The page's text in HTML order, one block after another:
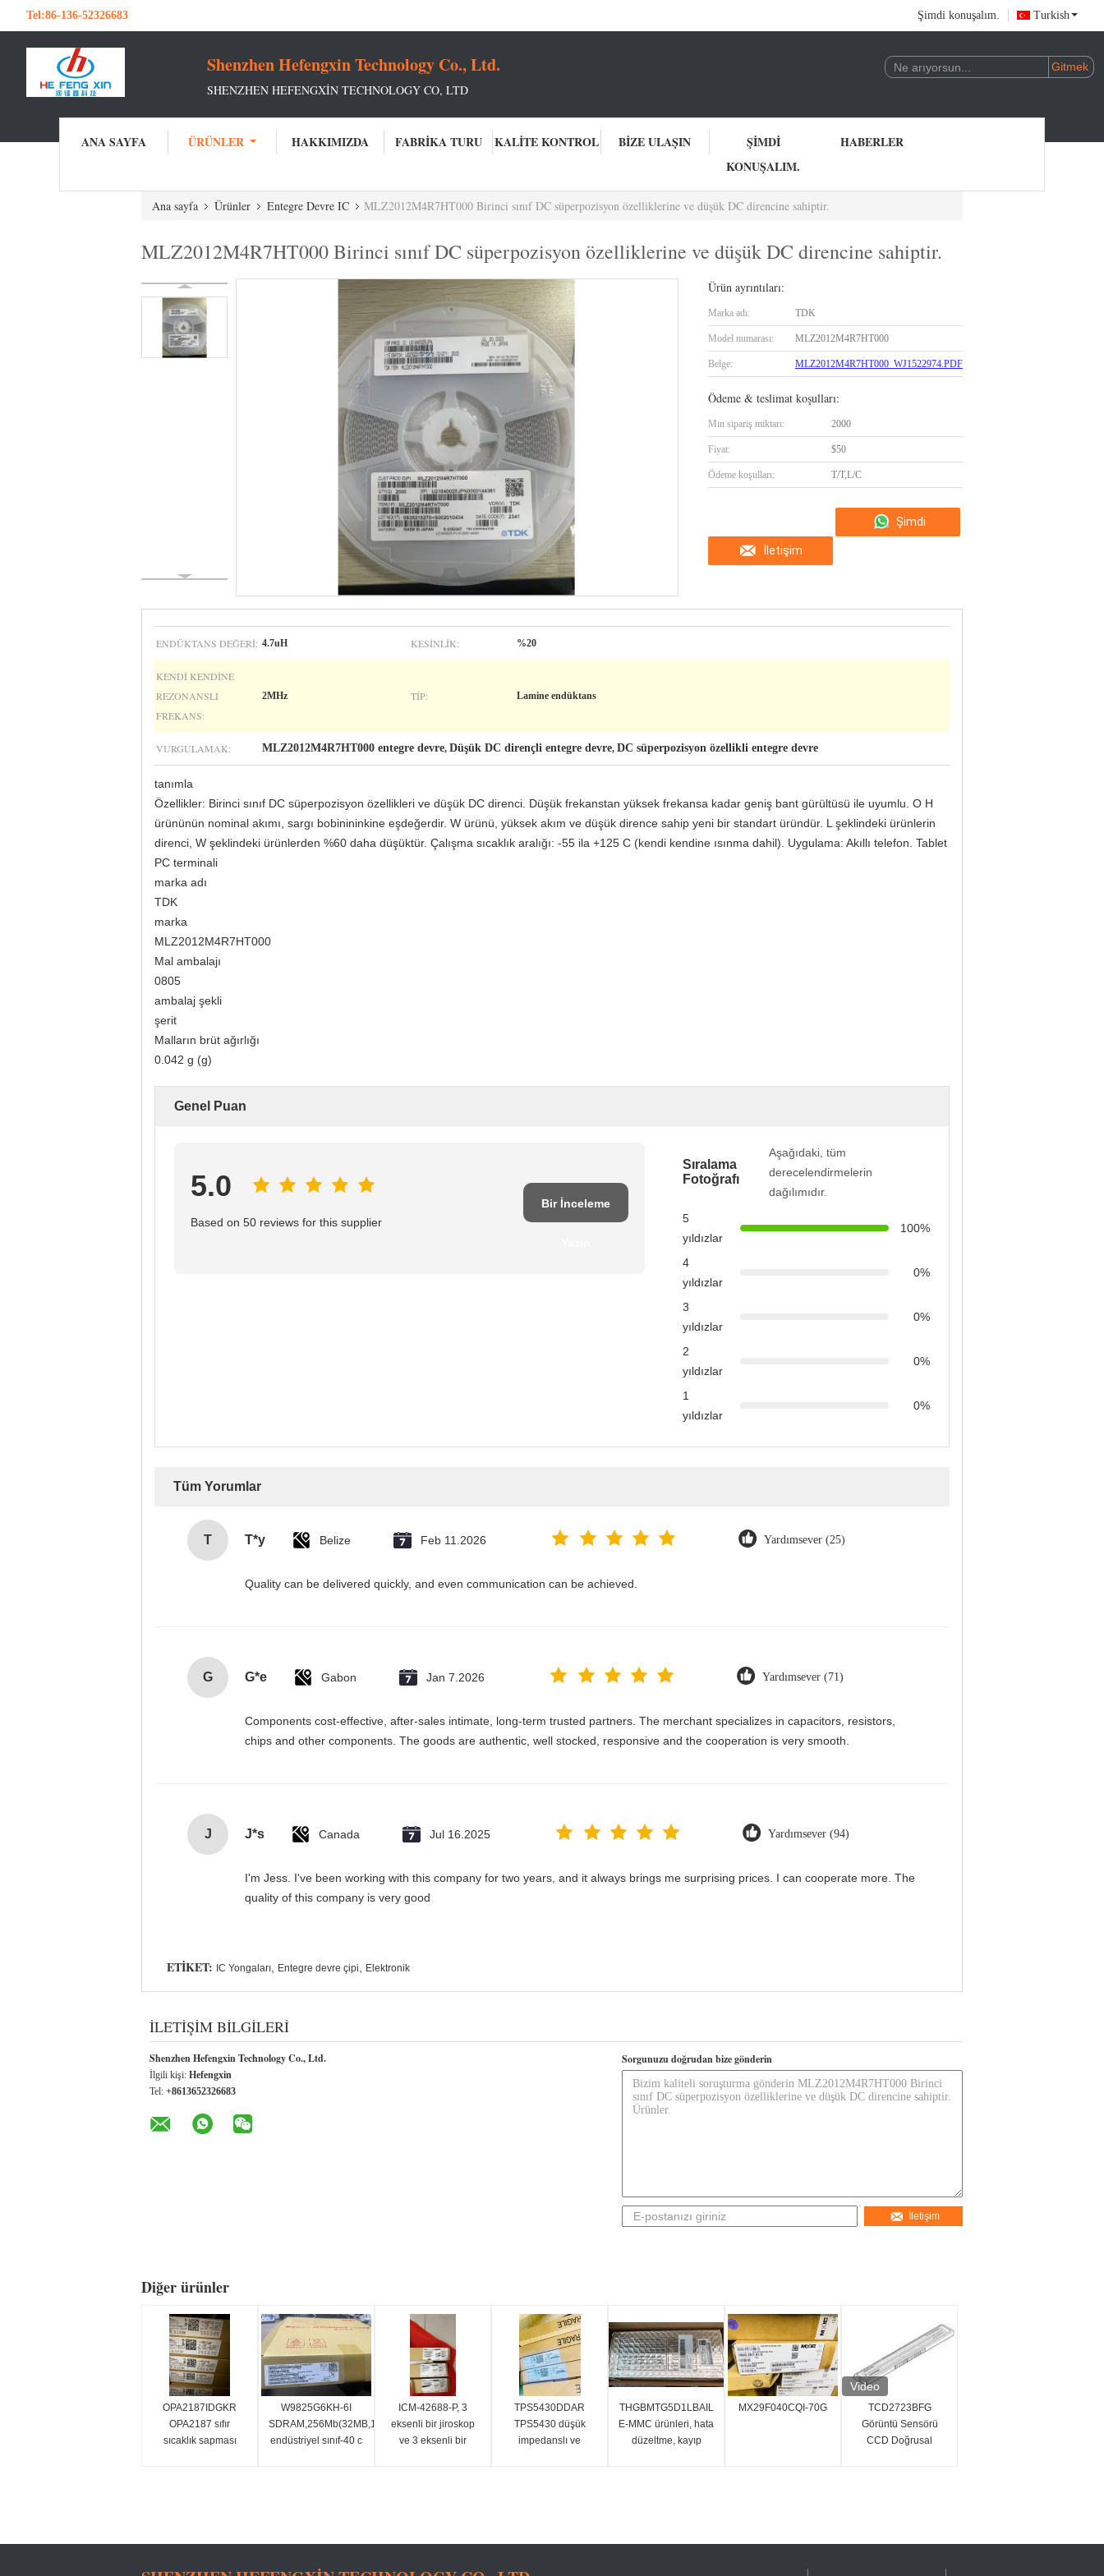
Tel:86-136-52326683 Şimdi konuşalım. Turkish
Shenzhen Hefengxin Technology Co., Ltd.
SHENZHEN HEFENGXIN TECHNOLOGY CO, LTD
ANA SAYFA ÜRÜNLER HAKKIMIZDA FABRIKA TURU KALITE KONTROL BIZE ULAŞIN
ŞIMDI
KONUŞALIM.
HABERLER
Ana sayfa Ürünler Entegre Devre IC MLZ2012M4R7HT000 Birinci sınıf DC süperpozisyon özelliklerine ve düşük DC direncine sahiptir.
MLZ2012M4R7HT000 Birinci sınıf DC süperpozisyon özelliklerine ve düşük DC direncine sahiptir.
Ürün ayrıntıları:
Marka adı: TDK
Model numarası: MLZ2012M4R7HT000
Belge: MLZ2012M4R7HT000_WJ1522974.PDF
Ödeme & teslimat koşulları:
Min sipariş miktarı: 2000
Fiyat: $50
Ödeme koşulları: T/T,L/C
İletişim
Şimdi
ENDÜKTANS DEĞERI: 4.7uH KESINLIK: %20
KENDI KENDINE
REZONANSLI
FREKANS:
2MHz TIP: Lamine endüktans
VURGULAMAK: MLZ2012M4R7HT000 entegre devre, Düşük DC dirençli entegre devre, DC süperpozisyon özellikli entegre devre
tanımla
Özellikler: Birinci sınıf DC süperpozisyon özellikleri ve düşük DC direnci. Düşük frekanstan yüksek frekansa kadar geniş bant gürültüsü ile uyumlu. O H
ürününün nominal akımı, sargı bobinininkine eşdeğerdir. W ürünü, yüksek akım ve düşük dirence sahip yeni bir standart üründür. L şeklindeki ürünlerin
direnci, W şeklindeki ürünlerden %60 daha düşüktür. Çalışma sıcaklık aralığı: -55 ila +125 C (kendi kendine ısınma dahil). Uygulama: Akıllı telefon. Tablet
PC terminali
marka adı
TDK
marka
MLZ2012M4R7HT000
Mal ambalajı
0805​
ambalaj şekli
şerit
Malların brüt ağırlığı
0.042 g (g)
Genel Puan
5.0
Based on 50 reviews for this supplier
Bir İnceleme
Sıralama
Fotoğrafı
Aşağıdaki, tüm
derecelendirmelerin
dağılımıdır.
5
yıldızlar
100%
4
yıldızlar
0%
3
yıldızlar
0%
2
yıldızlar
0%
1
yıldızlar
0%
Tüm Yorumlar
T T*y Belize Feb 11.2026 Yardımsever (25)
Quality can be delivered quickly, and even communication can be achieved.
G G*e Gabon Jan 7.2026 Yardımsever (71)
Components cost-effective, after-sales intimate, long-term trusted partners. The merchant specializes in capacitors, resistors,
chips and other components. The goods are authentic, well stocked, responsive and the cooperation is very smooth.
J J*s Canada Jul 16.2025 Yardımsever (94)
I'm Jess. I've been working with this company for two years, and it always brings me surprising prices. I can cooperate more. The
quality of this company is very good
ETIKET: IC Yongaları Entegre devre çipi Elektronik
İLETIŞIM BILGILERI
Shenzhen Hefengxin Technology Co., Ltd.
İlgili kişi: Hefengxin
Tel: +8613652326683
Sorgunuzu doğrudan bize gönderin
İletişim
Diğer ürünler
OPA2187IDGKR
OPA2187 sıfır
sıcaklık sapması
W9825G6KH-6I
SDRAM,256Mb(32MB,16Mbx16),3.3v
endüstriyel sınıf-40 c
ICM-42688-P, 3
eksenli bir jiroskop
ve 3 eksenli bir
TPS5430DDAR
TPS5430 düşük
impedanslı ve
THGBMTG5D1LBAIL
E-MMC ürünleri, hata
düzeltme, kayıp
MX29F040CQI-70G
Video
TCD2723BFG
Görüntü Sensörü
CCD Doğrusal